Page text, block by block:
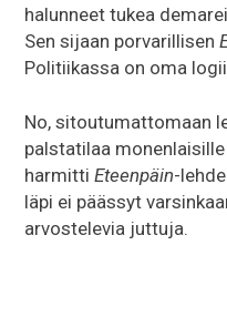
halunneet tukea
Sen sijaan porvarillisen
Politiikassa on oma
No, sitoutumattomaan
palstatilaa
harmittiEteenpäin-
läpi ei päässyt
arvostelevia juttuja.